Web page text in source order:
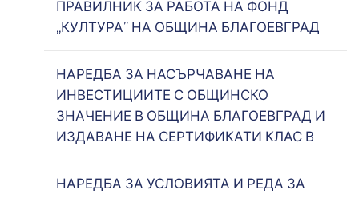
ПРАВИЛНИК ЗА РАБОТА НА ФОНД
„КУЛТУРА” НА ОБЩИНА БЛАГОЕВГРАД
НАРЕДБА ЗА НАСЪРЧАВАНЕ НА
ИНВЕСТИЦИИТЕ С ОБЩИНСКО
ЗНАЧЕНИЕ В ОБЩИНА БЛАГОЕВГРАД И
ИЗДАВАНЕ НА СЕРТИФИКАТИ КЛАС В
НАРЕДБА ЗА УСЛОВИЯТА И РЕДА ЗА